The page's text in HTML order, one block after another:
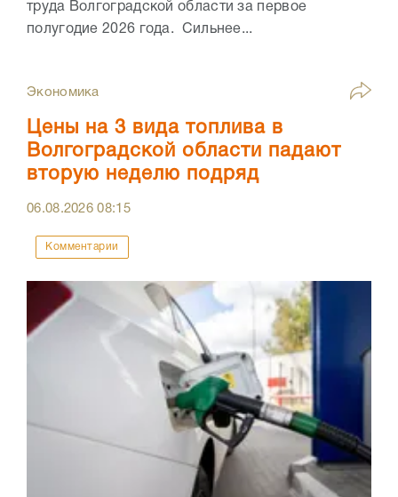
труда Волгоградской области за первое
полугодие 2026 года. Сильнее...
Экономика
Цены на 3 вида топлива в
Волгоградской области падают
вторую неделю подряд
06.08.202608:15
Комментарии